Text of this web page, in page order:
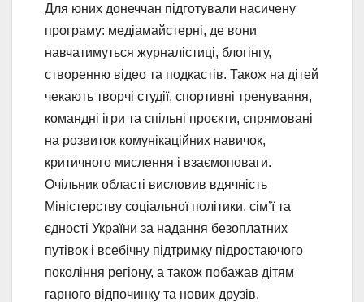
Для юних донеччан підготували насичену
програму: медіамайстерні, де вони
навчатимуться журналістиці, блогінгу,
створенню відео та подкастів. Також на дітей
чекають творчі студії, спортивні тренування,
командні ігри та спільні проєкти, спрямовані
на розвиток комунікаційних навичок,
критичного мислення і взаємоповаги.
Очільник області висловив вдячність
Міністерству соціальної політики, сім’ї та
єдності України за надання безоплатних
путівок і всебічну підтримку підростаючого
покоління регіону, а також побажав дітям
гарного відпочинку та нових друзів.